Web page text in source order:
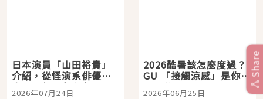
日本演員「山田裕貴」
介紹，從怪演系俳優走
向國民級日劇主角
2026年07月24日
2026酷暑該怎麼度過？
GU 「接觸涼感」是你的
夏日救星
2026年06月25日
Share